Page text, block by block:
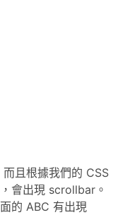
且根據我們的 CSS
會出現 scrollbar。
的 ABC 有出現